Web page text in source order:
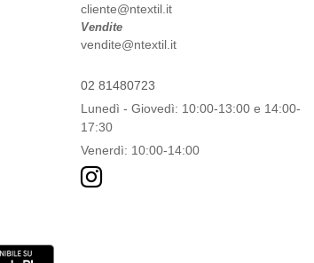
cliente@ntextil.it
Vendite
vendite@ntextil.it
02 81480723
Lunedì - Giovedì: 10:00-13:00 e 14:00-
17:30
Venerdì: 10:00-14:00